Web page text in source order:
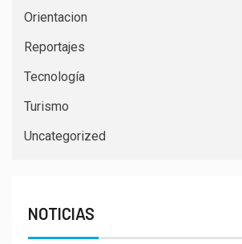
Orientacion
Reportajes
Tecnología
Turismo
Uncategorized
NOTICIAS